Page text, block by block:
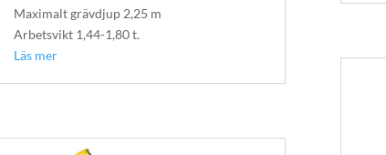
Maximalt grävdjup 2,25 m
Arbetsvikt 1,44-1,80 t.
Läs mer